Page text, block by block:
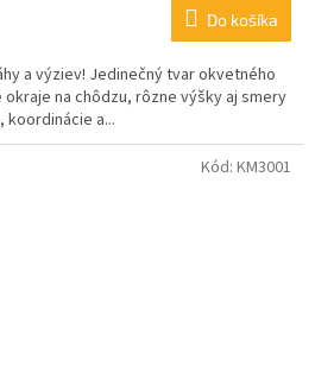
Do košíka
a výziev! Jedinečný tvar okvetného
na chôdzu, rôzne výšky aj smery
a...
Kód: KM3001